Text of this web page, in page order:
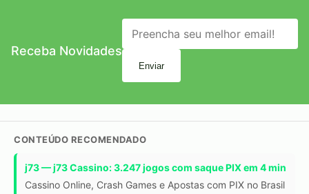
Receba Novidades
Enviar
CONTEÚDO RECOMENDADO
j73 — j73 Cassino: 3.247 jogos com saque PIX em 4 min
Cassino Online, Crash Games e Apostas com PIX no Brasil